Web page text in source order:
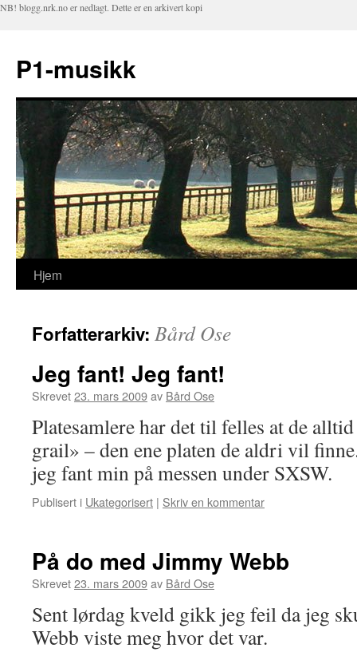
NB! blogg.nrk.no er nedlagt. Dette er en arkivert kopi
P1-musikk
Hopp
innhold
Hjem
Forfatterarkiv: Bård Ose
Jeg fant! Jeg fant!
Skrevet23. mars 2009av Bård Ose
Platesamlere har det til felles at de
grail» – den ene platen de aldri vil
jeg fant min på messen under SXSW.
Publisert i Ukategorisert | Skriv en kommentar
På do med Jimmy Webb
Skrevet23. mars 2009av Bård Ose
Sent lørdag kveld gikk jeg feil da jeg
Webb viste meg hvor det var.